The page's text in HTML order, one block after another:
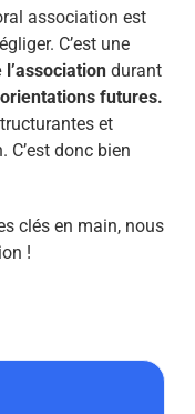
association est
C’est une
l’associationdurant
futures.
et
C’est donc bien
clés en main, nous
!